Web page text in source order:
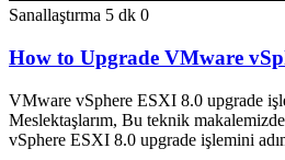
Sanallaştırma 5 dk 0
How to Upgrade VMware
VMware vSphere ESXI 8.0 upgrade
Meslektaşlarım, Bu teknik
vSphere ESXI 8.0 upgrade işlemini